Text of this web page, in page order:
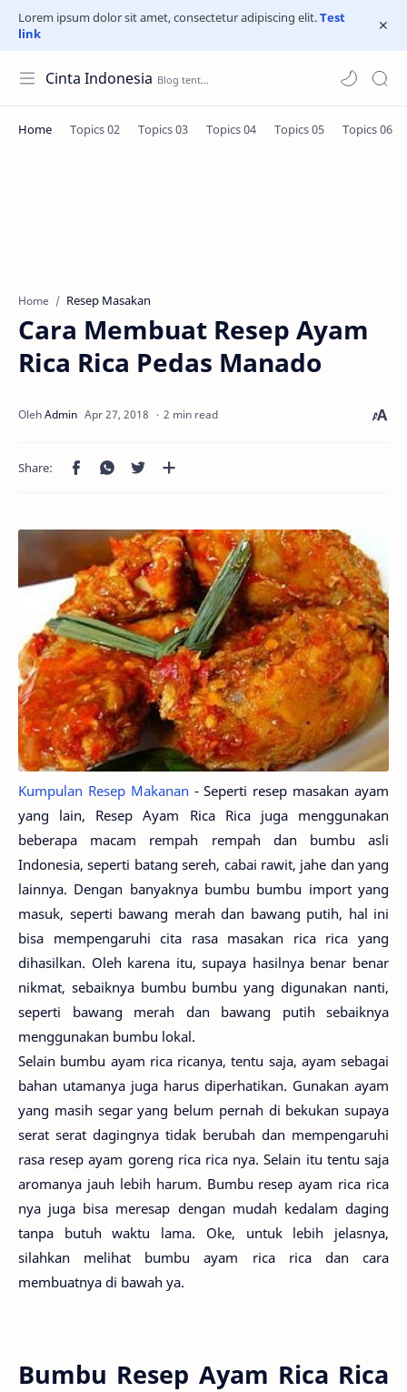
Lorem ipsum dolor sit amet, consectetur adipiscing elit.Test
link
Cinta Indonesia
Home Resep Masakan
Cara Membuat Resep Ayam
Rica Rica Pedas Manado
2 min read
Kumpulan Resep Makanan - Seperti resep masakan ayam
yang lain, Resep Ayam Rica Rica juga menggunakan
beberapa macam rempah rempah dan bumbu asli
Indonesia, seperti batang sereh, cabai rawit, jahe dan yang
lainnya. Dengan banyaknya bumbu bumbu import yang
masuk, seperti bawang merah dan bawang putih, hal ini
bisa mempengaruhi cita rasa masakan rica rica yang
dihasilkan. Oleh karena itu, supaya hasilnya benar benar
nikmat, sebaiknya bumbu bumbu yang digunakan nanti,
seperti bawang merah dan bawang putih sebaiknya
menggunakan bumbu lokal.
Selain bumbu ayam rica ricanya, tentu saja, ayam sebagai
bahan utamanya juga harus diperhatikan. Gunakan ayam
yang masih segar yang belum pernah di bekukan supaya
serat serat dagingnya tidak berubah dan mempengaruhi
rasa resep ayam goreng rica rica nya. Selain itu tentu saja
aromanya jauh lebih harum. Bumbu resep ayam rica rica
nya juga bisa meresap dengan mudah kedalam daging
tanpa butuh waktu lama. Oke, untuk lebih jelasnya,
silahkan melihat bumbu ayam rica rica dan cara
membuatnya di bawah ya.
Bumbu Resep Ayam Rica Rica